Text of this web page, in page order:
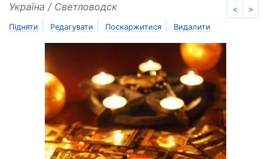
< >
Україна / Светловодск
Підняти Редагувати Поскаржитися Видалити